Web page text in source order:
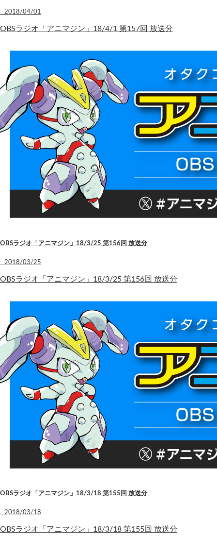
2018/04/01
OBSラジオ「アニマジン」18/4/1 第157回 放送分
OBSラジオ「アニマジン」18/3/25 第156回 放送分
2018/03/25
OBSラジオ「アニマジン」18/3/25 第156回 放送分
OBSラジオ「アニマジン」18/3/18 第155回 放送分
2018/03/18
OBSラジオ「アニマジン」18/3/18 第155回 放送分